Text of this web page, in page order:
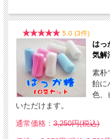
5.0 (3件)
はっ
気解
素朴
飴に
色、
いただけます。
通常価格： 3,250円(税込)